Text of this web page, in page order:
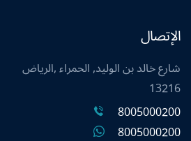
الإتصال
شارع خالد بن الوليد, الحمراء ,الرياض
13216
8005000200
8005000200